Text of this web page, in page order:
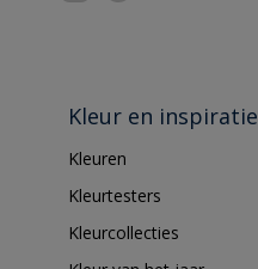
Kleur en inspiratie
Kleuren
Kleurtesters
Kleurcollecties